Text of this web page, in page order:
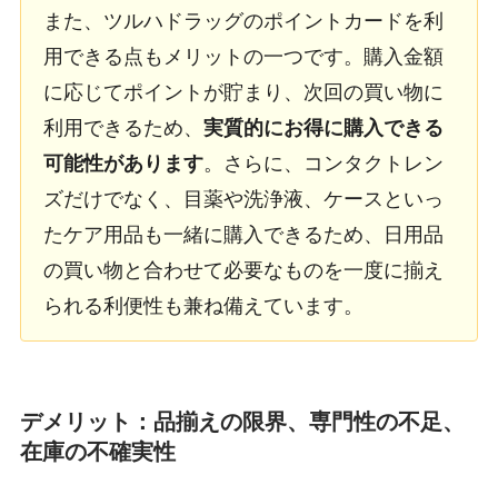
また、ツルハドラッグのポイントカードを利
用できる点もメリットの一つです。購入金額
に応じてポイントが貯まり、次回の買い物に
利用できるため、 実質的にお得に購入できる
可能性があります。さらに、コンタクトレン
ズだけでなく、目薬や洗浄液、ケースといっ
たケア用品も一緒に購入できるため、日用品
の買い物と合わせて必要なものを一度に揃え
られる利便性も兼ね備えています。
デメリット：品揃えの限界、専門性の不足、
在庫の不確実性